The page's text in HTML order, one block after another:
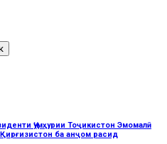
Ҷумҳурии Тоҷикистон Эмомалӣ
Қирғизистон ба анҷом расид